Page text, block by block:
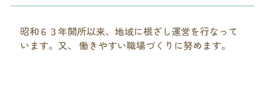
昭和６３年開所以来、地域に根ざし運営を行なって
います。又、 働きやすい職場づくりに努めます。